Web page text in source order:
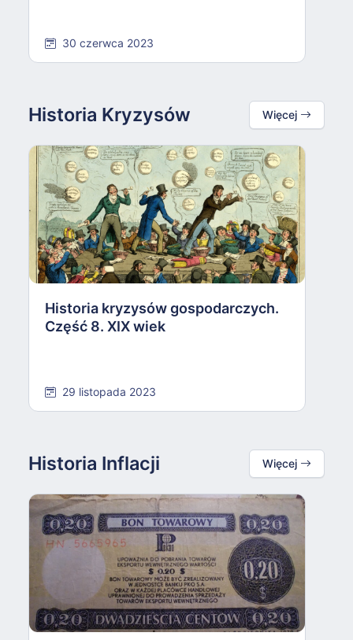
30 czerwca 2023
Historia Kryzysów Więcej
Historia kryzysów gospodarczych.
Część 8. XIX wiek
29 listopada 2023
Historia Inflacji Więcej